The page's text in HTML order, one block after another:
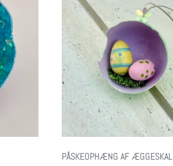
PÅSKEOPHÆNG AF ÆGGESKAL